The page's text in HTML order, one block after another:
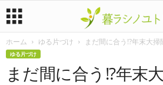
暮
ホーム ゆる片づけ まだ間に合う!?年末大掃
ゆる片づけ
まだ間に合う!?年末